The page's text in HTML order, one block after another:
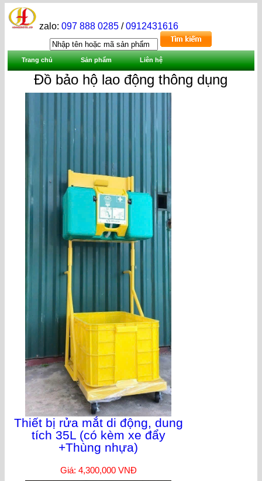
zalo:097 888 0285 /0912431616
Trang chủ Sản phẩm Liên hệ
Đồ bảo hộ lao động thông dụng
Thiết bị rửa mắt di động, dung
tích 35L (có kèm xe đẩy
+Thùng nhựa)
Giá: 4,300,000 VNĐ